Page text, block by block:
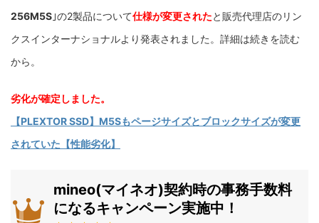
256M5S ｣の2製品について仕様が変更されたと販売代理店のリン
クスインターナショナルより発表されました。詳細は続きを読む
から。
劣化が確定しました。
【PLEXTOR SSD】M5Sもページサイズとブロックサイズが変更
されていた【性能劣化】
mineo(マイネオ)契約時の事務手数料
になるキャンペーン実施中！